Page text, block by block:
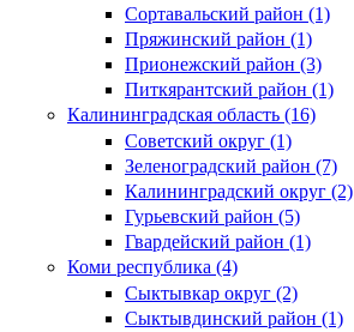
Сортавальский район (1)
Пряжинский район (1)
Прионежский район (3)
Питкярантский район (1)
Калининградская область (16)
Советский округ (1)
Зеленоградский район (7)
Калининградский округ (2)
Гурьевский район (5)
Гвардейский район (1)
Коми республика (4)
Сыктывкар округ (2)
Сыктывдинский район (1)